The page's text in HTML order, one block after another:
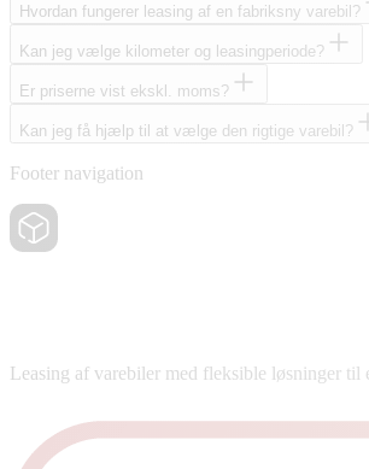
Hvordan fungerer leasing af en fabriksny varebil?
Kan jeg vælge kilometer og leasingperiode?
Er priserne vist ekskl. moms?
Kan jeg få hjælp til at vælge den rigtige varebil?
Footer navigation
Leasing af varebiler med fleksible løsninger til